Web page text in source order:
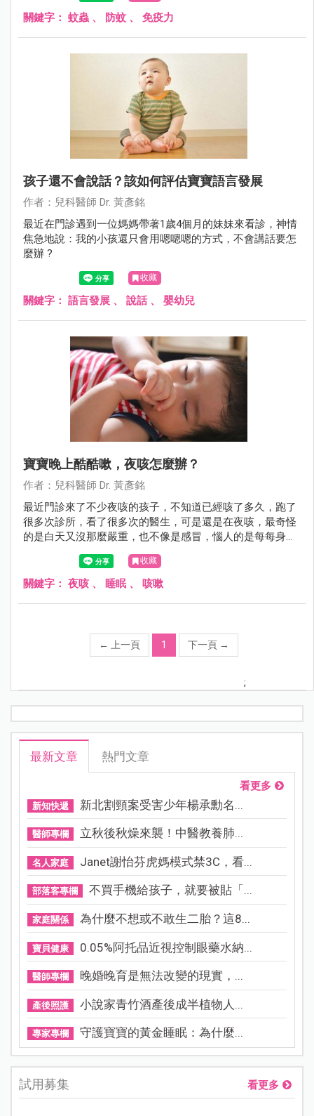
關鍵字： 蚊蟲 、 防蚊 、 免疫力
孩子還不會說話？該如何評估寶寶語言發展
作者：兒科醫師 Dr. 黃彥銘
最近在門診遇到一位媽媽帶著1歲4個月的妹妹來看診，神情
焦急地說：我的小孩還只會用嗯嗯嗯的方式，不會講話要怎
麼辦 ?
收藏
關鍵字： 語言發展 、 說話、 嬰幼兒
寶寶晚上酷酷嗽，夜咳怎麼辦？
作者：兒科醫師 Dr. 黃彥銘
最近門診來了不少夜咳的孩子，不知道已經咳了多久，跑了
很多次診所，看了很多次的醫生，可是還是在夜咳，最奇怪
的是白天又沒那麼嚴重，也不像是感冒，惱人的是每每身體
該休息的時候卻咳個不停，好像沒法好好睡上一覺，有時候
甚至咳到吐，苦情的爸媽又得忍住睡意洗床單，這到底是為
什麼呢？
收藏
關鍵字： 夜咳 、 睡眠、 咳嗽
← 上一頁 1 下一頁 →
;
最新文章 熱門文章
看更多
新知快遞 新北割頸案受害少年楊承勳名...
醫師專欄 立秋後秋燥來襲！中醫教養肺...
名人家庭 Janet謝怡芬虎媽模式禁3C，看...
部落客專欄 不買手機給孩子，就要被貼「...
家庭關係 為什麼不想或不敢生二胎？這8...
寶貝健康 0.05%阿托品近視控制眼藥水納...
醫師專欄 晚婚晚育是無法改變的現實，...
產後照護 小說家青竹酒產後成半植物人...
專家專欄 守護寶寶的黃金睡眠：為什麼...
試用募集 看更多